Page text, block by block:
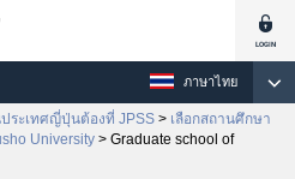
ภาษาไทย
ะเทศญี่ปุ่นต้องที่ JPSS > เลือกสถานศึกษา
University > Graduate school of